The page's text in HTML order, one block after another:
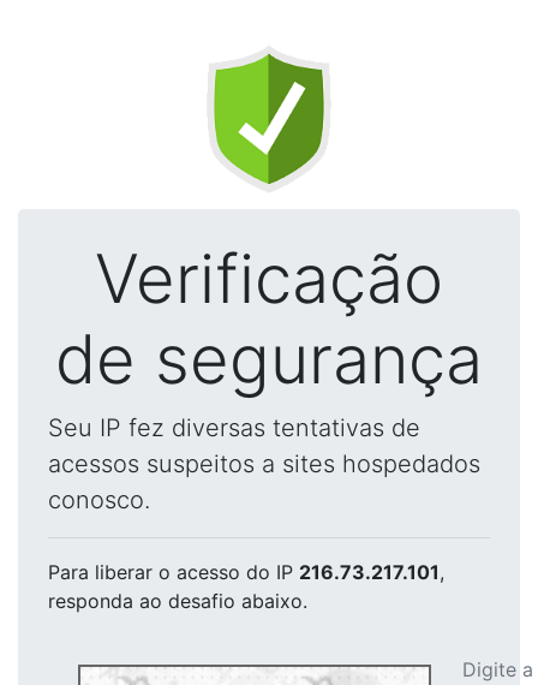
Verificação
de segurança
Seu IP fez diversas tentativas de
acessos suspeitos a sites hospedados
conosco.
Para liberar o acesso do IP 216.73.217.101,
responda ao desafio abaixo.
Digite